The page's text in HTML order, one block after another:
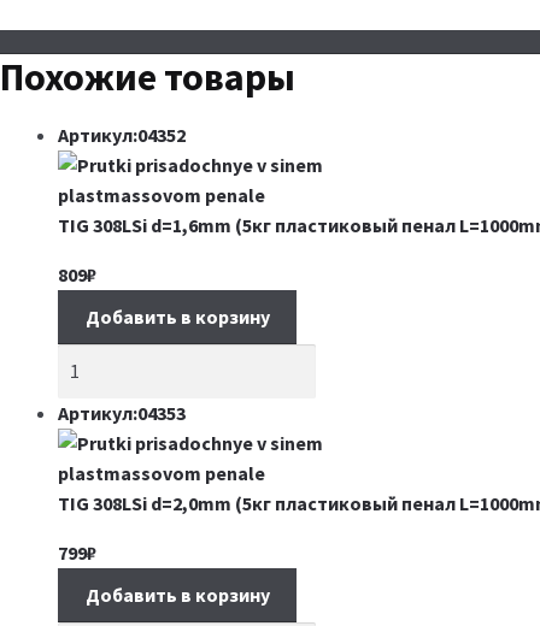
Похожие товары
Артикул:04352
TIG 308LSi d=1,6mm (5кг пластиковый пенал
809₽
Добавить в корзину
Артикул:04353
TIG 308LSi d=2,0mm (5кг пластиковый пенал
799₽
Добавить в корзину